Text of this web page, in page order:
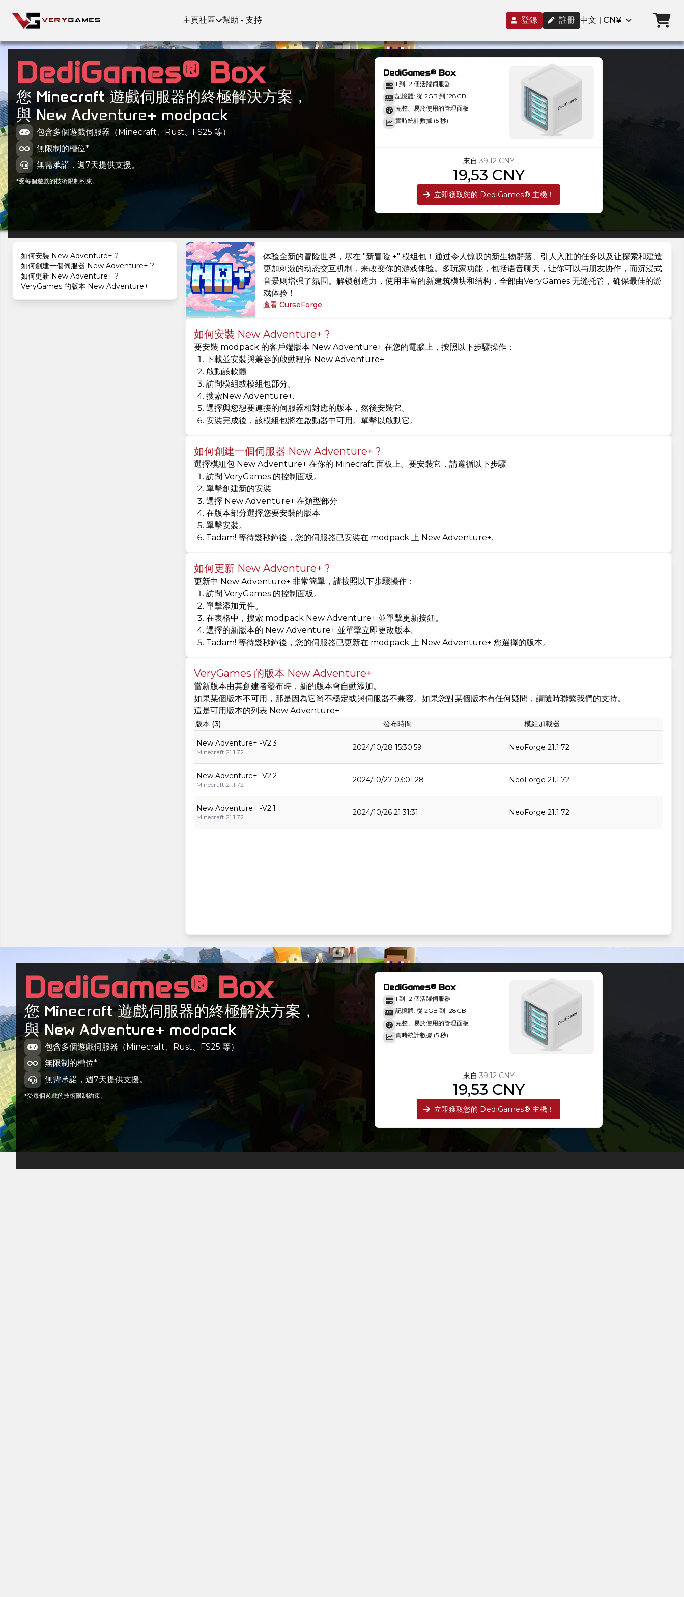
主頁社區 幫助 - 支持 登錄 註冊 中文 | CN¥
DediGames® Box
您 Minecraft 遊戲伺服器的終極解決方案，
與 New Adventure+ modpack
包含多個遊戲伺服器（Minecraft、Rust、FS25 等）
無限制的槽位*
無需承諾，週7天提供支援。
*受每個遊戲的技術限制約束。
DediGames® Box
1 到 12 個活躍伺服器
記憶體: 從 2GB 到 128GB
完整、易於使用的管理面板
實時統計數據 (5 秒)
來自 39,12 CNY
19,53 CNY
立即獲取您的 DediGames® 主機！
如何安裝 New Adventure+ ?
如何創建一個伺服器 New Adventure+ ?
如何更新 New Adventure+ ?
VeryGames 的版本 New Adventure+
体验全新的冒险世界，尽在 "新冒险 +" 模组包！通过令人惊叹的新生物群落、引人入胜的任务以及让探索和建造
更加刺激的动态交互机制，来改变你的游戏体验。多玩家功能，包括语音聊天，让你可以与朋友协作，而沉浸式
音景则增强了氛围。解锁创造力，使用丰富的新建筑模块和结构，全部由VeryGames 无缝托管，确保最佳的游
戏体验！
查看 CurseForge
如何安裝 New Adventure+ ?
要安裝 modpack 的客戶端版本 New Adventure+ 在您的電腦上，按照以下步驟操作：
下載並安裝與兼容的啟動程序 New Adventure+.
啟動該軟體
訪問模組或模組包部分。
搜索New Adventure+.
選擇與您想要連接的伺服器相對應的版本，然後安裝它。
安裝完成後，該模組包將在啟動器中可用。單擊以啟動它。
如何創建一個伺服器 New Adventure+ ?
選擇模組包 New Adventure+ 在你的 Minecraft 面板上。要安裝它，請遵循以下步驟 :
訪問 VeryGames 的控制面板。
單擊創建新的安裝
選擇 New Adventure+ 在類型部分.
在版本部分選擇您要安裝的版本
單擊安裝。
Tadam! 等待幾秒鐘後，您的伺服器已安裝在 modpack 上 New Adventure+.
如何更新 New Adventure+ ?
更新中 New Adventure+ 非常簡單，請按照以下步驟操作：
訪問 VeryGames 的控制面板。
單擊添加元件。
在表格中，搜索 modpack New Adventure+ 並單擊更新按鈕。
選擇的新版本的 New Adventure+ 並單擊立即更改版本。
Tadam! 等待幾秒鐘後，您的伺服器已更新在 modpack 上 New Adventure+ 您選擇的版本。
VeryGames 的版本 New Adventure+
當新版本由其創建者發布時，新的版本會自動添加。
如果某個版本不可用，那是因為它尚不穩定或與伺服器不兼容。如果您對某個版本有任何疑問，請隨時聯繫我們的支持。
這是可用版本的列表 New Adventure+.
版本 (3) 發布時間 模組加載器
New Adventure+ -V2.3
Minecraft 21.1.72
2024/10/28 15:30:59 NeoForge 21.1.72
New Adventure+ -V2.2
Minecraft 21.1.72
2024/10/27 03:01:28 NeoForge 21.1.72
New Adventure+ -V2.1
Minecraft 21.1.72
2024/10/26 21:31:31 NeoForge 21.1.72
DediGames® Box
您 Minecraft 遊戲伺服器的終極解決方案，
與 New Adventure+ modpack
包含多個遊戲伺服器（Minecraft、Rust、FS25 等）
無限制的槽位*
無需承諾，週7天提供支援。
*受每個遊戲的技術限制約束。
DediGames® Box
1 到 12 個活躍伺服器
記憶體: 從 2GB 到 128GB
完整、易於使用的管理面板
實時統計數據 (5 秒)
來自 39,12 CNY
19,53 CNY
立即獲取您的 DediGames® 主機！